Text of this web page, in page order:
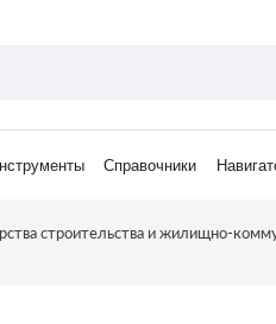
Справочники
строительства и жилищно-